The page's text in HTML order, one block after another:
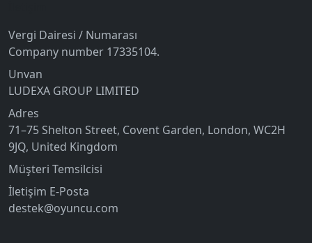
Vergi Dairesi / Numarası
Company number 17335104.
Unvan
LUDEXA GROUP LIMITED
Adres
71–75 Shelton Street, Covent Garden, London, WC2H
9JQ, United Kingdom
Müşteri Temsilcisi
İletişim E-Posta
destek@oyuncu.com